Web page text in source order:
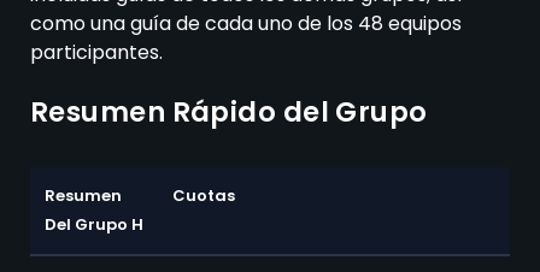
como una guía de cada uno de los 48 equipos
participantes.
Resumen Rápido del Grupo
Resumen
Del Grupo H
Cuotas